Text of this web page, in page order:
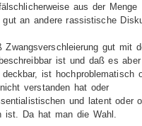
aus der Menge
an andere rassistische
gut mit
ist und daß es aber
ist hochproblematisch
verstanden hat oder
und latent oder
ist. Da hat man die Wahl.